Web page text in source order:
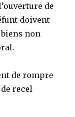
de
doivent
non
de rompre
recel